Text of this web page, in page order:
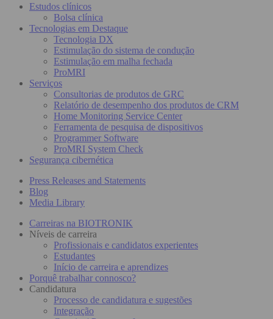
Estudos clínicos
Bolsa clínica
Tecnologias em Destaque
Tecnologia DX
Estimulação do sistema de condução
Estimulação em malha fechada
ProMRI
Serviços
Consultorias de produtos de GRC
Relatório de desempenho dos produtos de CRM
Home Monitoring Service Center
Ferramenta de pesquisa de dispositivos
Programmer Software
ProMRI System Check
Segurança cibernética
Press Releases and Statements
Blog
Media Library
Carreiras na BIOTRONIK
Níveis de carreira
Profissionais e candidatos experientes
Estudantes
Início de carreira e aprendizes
Porquê trabalhar connosco?
Candidatura
Processo de candidatura e sugestões
Integração